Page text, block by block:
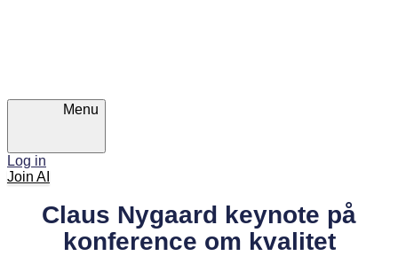
Menu
Log in
Join AI
Claus Nygaard keynote på
konference om kvalitet